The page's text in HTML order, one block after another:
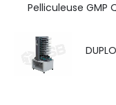
Pelliculeuse GMP